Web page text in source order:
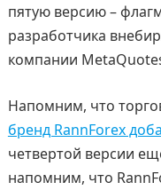
пятую версию –
разработчика
компании
Напомним, что
бренд RannForex
четвертой версии
напомним, что